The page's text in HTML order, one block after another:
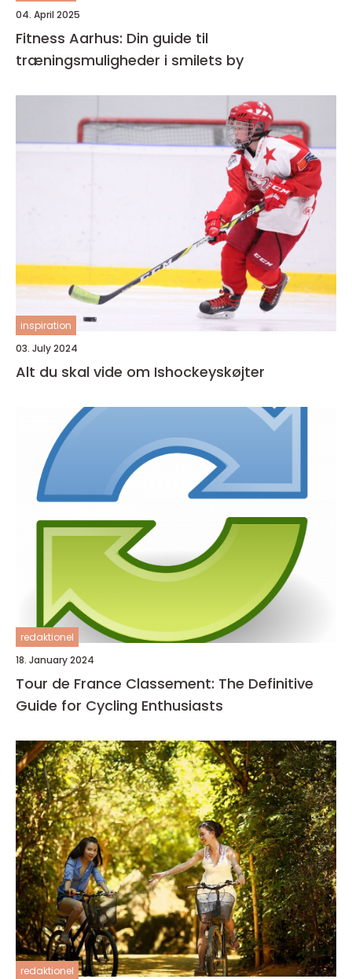
04. April 2025
Fitness Aarhus: Din guide til
træningsmuligheder i smilets by
inspiration
03. July 2024
Alt du skal vide om Ishockeyskøjter
redaktionel
18. January 2024
Tour de France Classement: The Definitive
Guide for Cycling Enthusiasts
redaktionel